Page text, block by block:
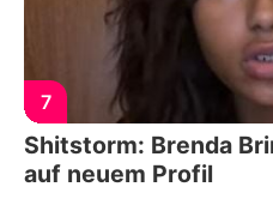
7
Shitstorm: Brenda
auf neuem Profil